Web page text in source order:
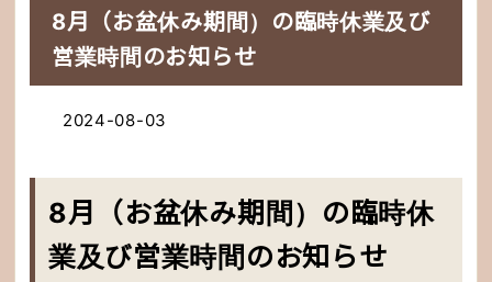
8月（お盆休み期間）の臨時休業及び
営業時間のお知らせ
2024-08-03
8月（お盆休み期間）の臨時休
業及び営業時間のお知らせ